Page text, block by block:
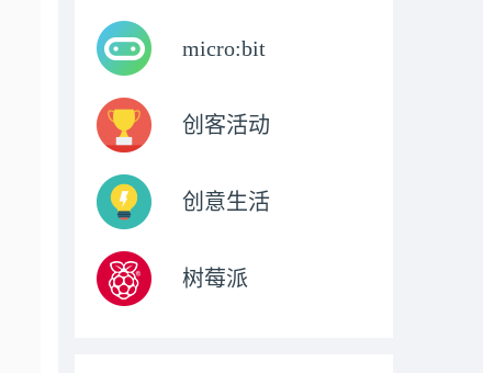
micro:bit
创客活动
创意生活
树莓派